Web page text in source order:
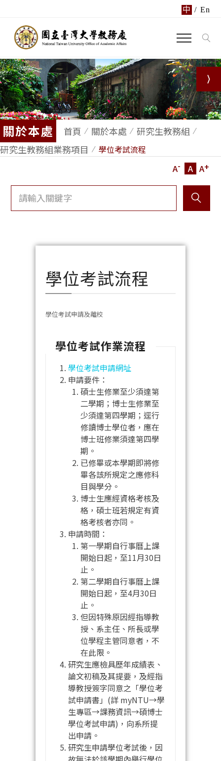
中 / En
關於本處 首頁 關於本處
研究生教務組
研究生教務組業務項目
學位考試流程
A- A A+
學位考試流程
學位考試申請及離校
學位考試作業流程
學位考試申請網址
申請要件：
碩士生修業至少須達第
二學期；博士生修業至
少須達第四學期；逕行
修讀博士學位者，應在
博士班修業須達第四學
期。
已修畢或本學期即將修
畢各該所規定之應修科
目與學分。
博士生應經資格考核及
格，碩士班若規定有資
格考核者亦同。
申請時間：
第一學期自行事曆上課
開始日起，至11月30日
止。
第二學期自行事曆上課
開始日起，至4月30日
止。
但因特殊原因經指導教
授、系主任、所長或學
位學程主管同意者，不
在此限。
研究生應檢具歷年成績表、
論文初稿及其提要，及經指
導教授簽字同意之「學位考
試申請書」(詳 myNTU→學
生專區→課務資訊→碩博士
學位考試申請)，向系所提
出申請。
研究生申請學位考試後，因